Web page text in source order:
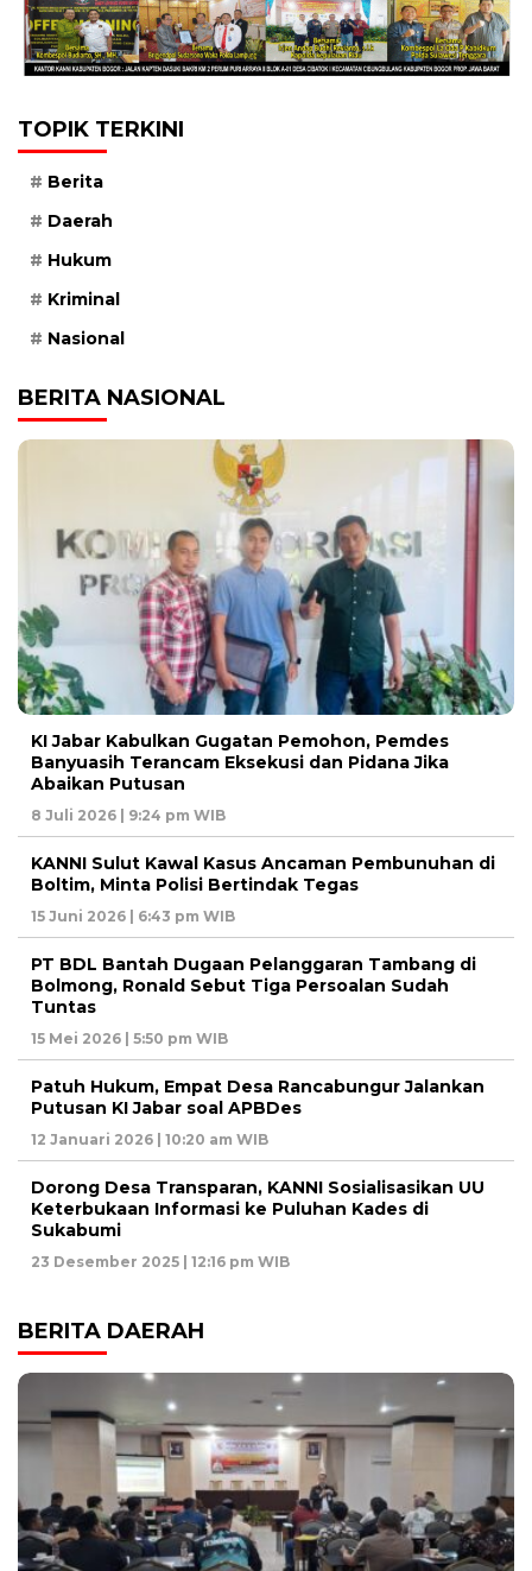
TOPIK TERKINI
Berita
Daerah
Hukum
Kriminal
Nasional
BERITA NASIONAL
KI Jabar Kabulkan Gugatan Pemohon, Pemdes
Banyuasih Terancam Eksekusi dan Pidana Jika
Abaikan Putusan
8 Juli 2026 | 9:24 pm WIB
KANNI Sulut Kawal Kasus Ancaman Pembunuhan di
Boltim, Minta Polisi Bertindak Tegas
15 Juni 2026 | 6:43 pm WIB
PT BDL Bantah Dugaan Pelanggaran Tambang di
Bolmong, Ronald Sebut Tiga Persoalan Sudah
Tuntas
15 Mei 2026 | 5:50 pm WIB
Patuh Hukum, Empat Desa Rancabungur Jalankan
Putusan KI Jabar soal APBDes
12 Januari 2026 | 10:20 am WIB
Dorong Desa Transparan, KANNI Sosialisasikan UU
Keterbukaan Informasi ke Puluhan Kades di
Sukabumi
23 Desember 2025 | 12:16 pm WIB
BERITA DAERAH